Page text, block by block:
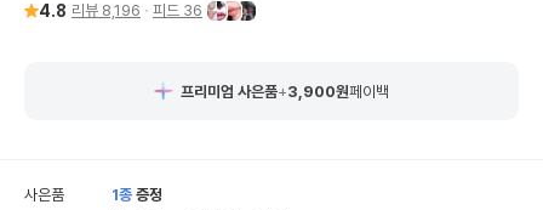
4.8 리뷰 8,196 피드 36
프리미엄 사은품+3,900원페이백
사은품 1종 증정